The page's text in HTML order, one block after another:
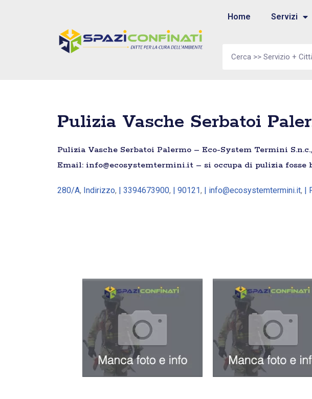
Home Servizi
Pulizia Vasche Serbatoi
Pulizia Vasche Serbatoi Palermo – Eco-System Termini
Email: info@ecosystemtermini.it – si occupa di pulizia
280/A, Indirizzo, | 3394673900, | 90121, | info@ecosystemtermini.it, |